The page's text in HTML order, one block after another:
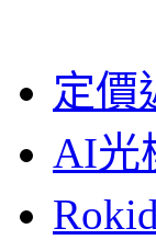
定價
AI光